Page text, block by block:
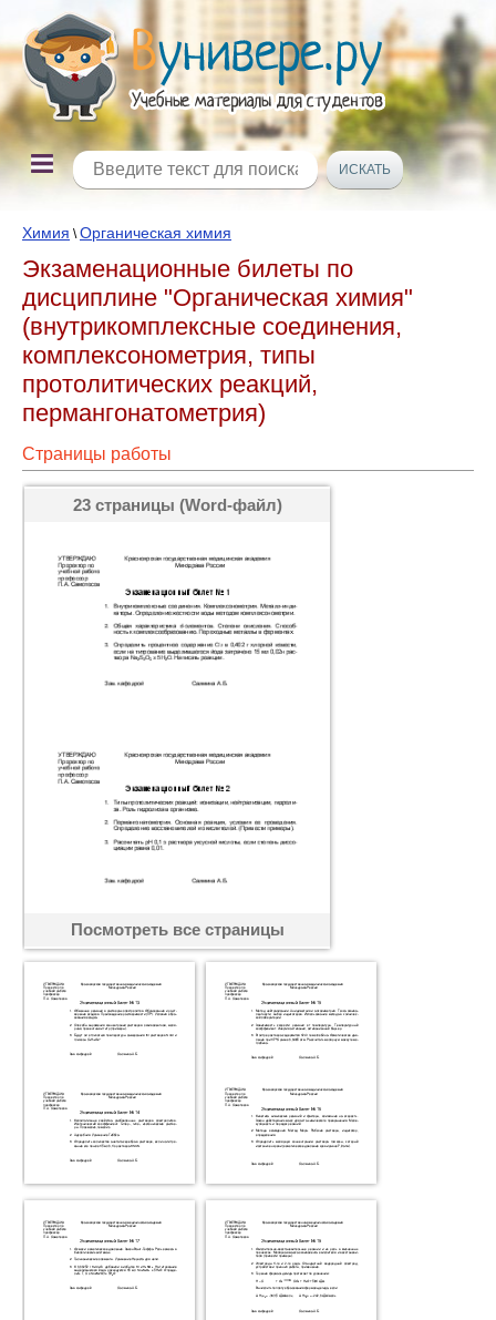
Химия \Органическая химия
Экзаменационные билеты по
дисциплине "Органическая химия"
(внутрикомплексные соединения,
комплексонометрия, типы
протолитических реакций,
пермангонатометрия)
Страницы работы
23 страницы (Word-файл)
Посмотреть все страницы